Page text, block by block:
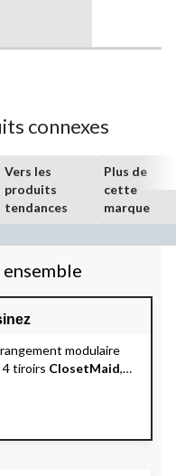
connexes
Vers les
produits
tendances
Plus de
cette
marque
modulaire
4 tiroirs ClosetMaid,